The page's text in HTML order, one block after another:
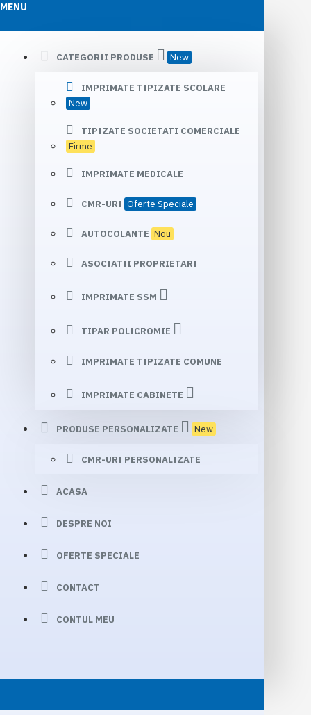
MENU
CATEGORII PRODUSE New
IMPRIMATE TIPIZATE SCOLARE
New
TIPIZATE SOCIETATI COMERCIALE
Firme
IMPRIMATE MEDICALE
CMR-URI Oferte Speciale
AUTOCOLANTE Nou
ASOCIATII PROPRIETARI
IMPRIMATE SSM
TIPAR POLICROMIE
IMPRIMATE TIPIZATE COMUNE
IMPRIMATE CABINETE
PRODUSE PERSONALIZATE New
CMR-URI PERSONALIZATE
ACASA
DESPRE NOI
OFERTE SPECIALE
CONTACT
CONTUL MEU